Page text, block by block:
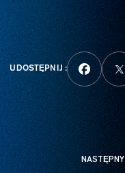
UDOSTĘPNIJ :
NASTĘPNY